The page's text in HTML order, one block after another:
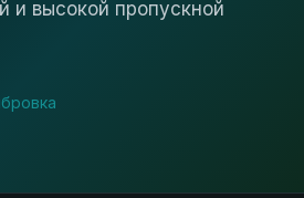
и высокой пропускной